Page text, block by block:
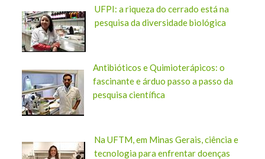
UFPI: a riqueza do cerrado está na
pesquisa da diversidade biológica
Antibióticos e Quimioterápicos: o
fascinante e árduo passo a passo da
pesquisa científica
Na UFTM, em Minas Gerais, ciência e
tecnologia para enfrentar doenças